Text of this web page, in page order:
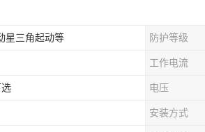
星三角起动等 防护等级
工作电流
选 电压
安装方式